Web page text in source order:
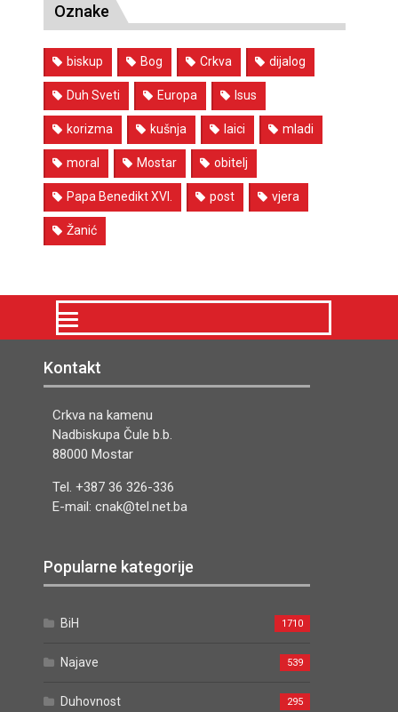
Oznake
biskup Bog Crkva dijalog
Duh Sveti Europa Isus
korizma kušnja laici mladi
moral Mostar obitelj
Papa Benedikt XVI. post vjera
Žanić
Kontakt
Crkva na kamenu
Nadbiskupa Čule b.b.
88000 Mostar
Tel. +387 36 326-336
E-mail: cnak@tel.net.ba
Popularne kategorije
BiH 1710
Najave 539
Duhovnost 295